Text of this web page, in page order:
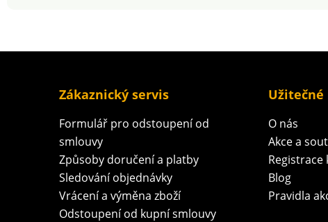
Zákaznický servis
Formulář pro odstoupení od
smlouvy
Způsoby doručení a platby
Sledování objednávky
Vrácení a výměna zboží
Odstoupení od kupní smlouvy
O nás
Akce a
Registrace
Blog
Pravidla